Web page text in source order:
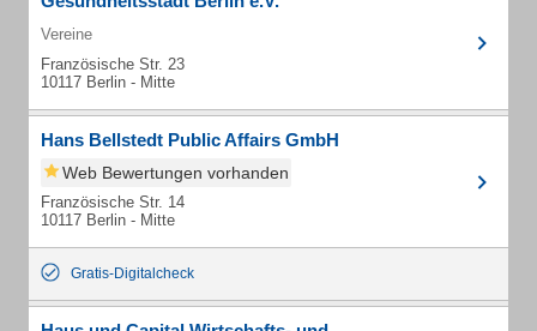
Vereine
Französische Str. 23
10117 Berlin - Mitte
Hans Bellstedt Public Affairs GmbH
Web Bewertungen vorhanden
Französische Str. 14
10117 Berlin - Mitte
Gratis-Digitalcheck